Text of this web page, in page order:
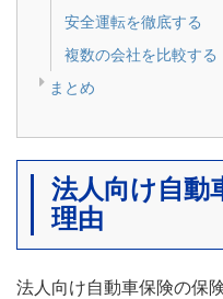
安全運転を徹底する
複数の会社を比較する
まとめ
法人向け自動
理由
法人向け自動車保険の保